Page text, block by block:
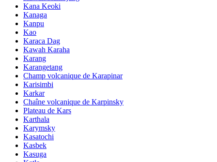
Kana Keoki
Kanaga
Kanpu
Kao
Karaca Dag
Kawah Karaha
Karang
Karangetang
Champ volcanique de Karapinar
Karisimbi
Karkar
Chaîne volcanique de Karpinsky
Plateau de Kars
Karthala
Karymsky
Kasatochi
Kasbek
Kasuga